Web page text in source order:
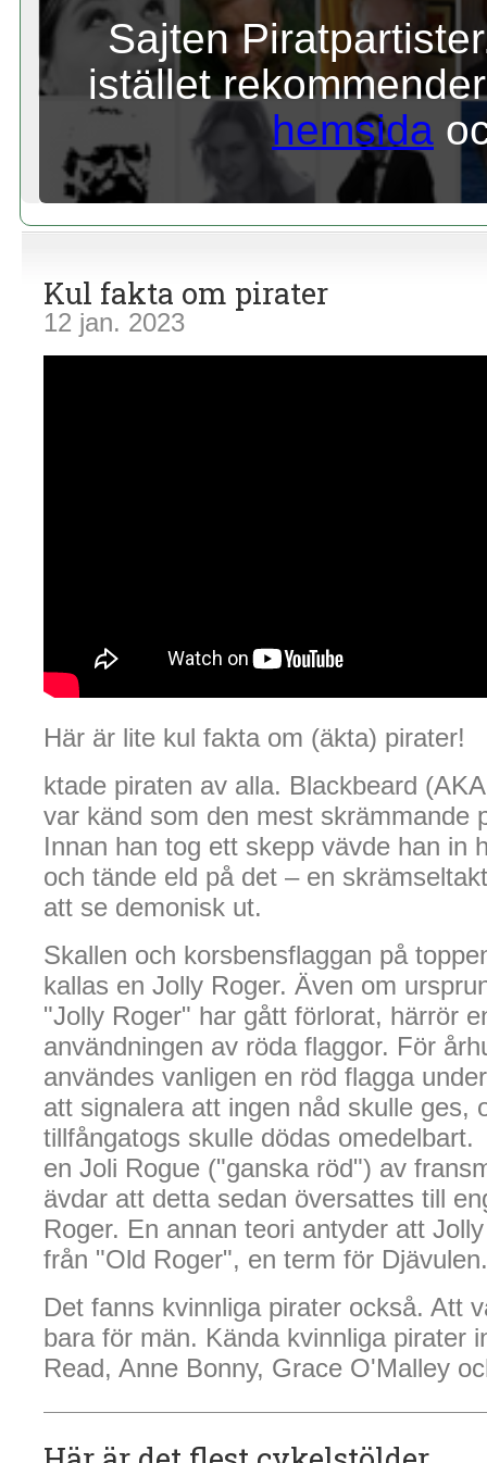
Sajten
istället
hemsida
Kul fakta om pirater
12 jan. 2023
Här är lite kul fakta om (äkta) pirater!
ktade piraten av alla. Blackbeard
var känd som den mest skrämmande
Innan han tog ett skepp vävde han in
och tände eld på det – en
att se demonisk ut.
Skallen och korsbensflaggan på
kallas en Jolly Roger. Även om
"Jolly Roger" har gått förlorat, härrör
användningen av röda flaggor. För
användes vanligen en röd flagga
att signalera att ingen nåd skulle ges,
tillfångatogs skulle dödas
en Joli Rogue ("ganska röd") av
ävdar att detta sedan översattes till
Roger. En annan teori antyder att
från "Old Roger", en term för Djävulen.
Det fanns kvinnliga pirater också. Att
bara för män. Kända kvinnliga pirater
Read, Anne Bonny, Grace O'Malley